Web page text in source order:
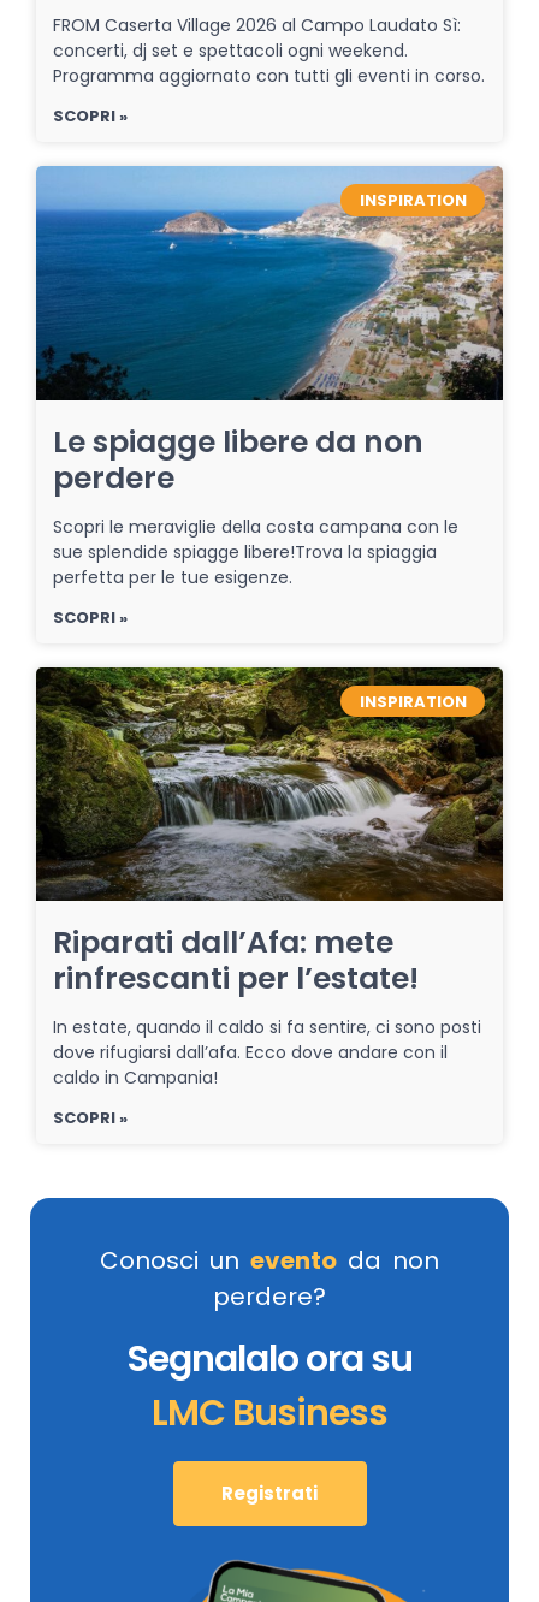
FROM Caserta Village 2026 al Campo Laudato Sì:
concerti, dj set e spettacoli ogni weekend.
Programma aggiornato con tutti gli eventi in corso.
SCOPRI »
INSPIRATION
Le spiagge libere da non
perdere
Scopri le meraviglie della costa campana con le
sue splendide spiagge libere!Trova la spiaggia
perfetta per le tue esigenze.
SCOPRI »
INSPIRATION
Riparati dall’Afa: mete
rinfrescanti per l’estate!
In estate, quando il caldo si fa sentire, ci sono posti
dove rifugiarsi dall’afa. Ecco dove andare con il
caldo in Campania!
SCOPRI »
Conosci un evento da non
perdere?
Segnalalo ora su
LMC Business
Registrati